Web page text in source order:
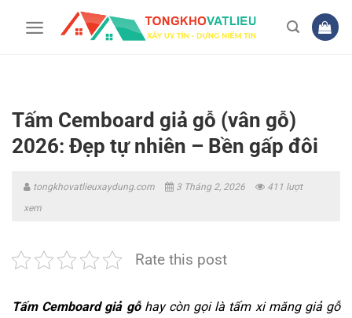
Tấm Cemboard giả gỗ (vân gỗ)
2026: Đẹp tự nhiên – Bền gấp đôi
tongkhovatlieuxaydung.com 3 Tháng 2, 2026
411 lượt
xem
Rate this post
Tấm Cemboard giả gỗhay còn gọi là tấm xi măng giả gỗ